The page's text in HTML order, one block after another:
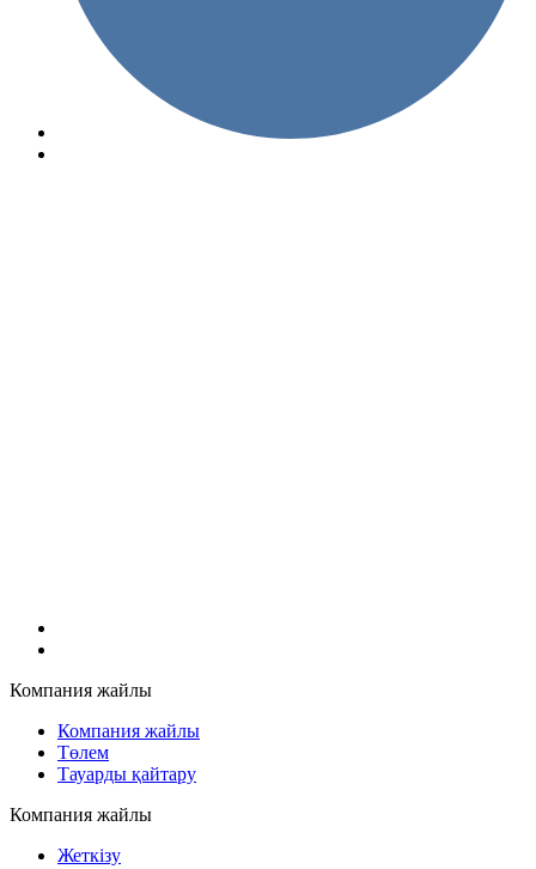
Компания жайлы
Компания жайлы
Төлем
Тауарды қайтару
Компания жайлы
Жеткізу